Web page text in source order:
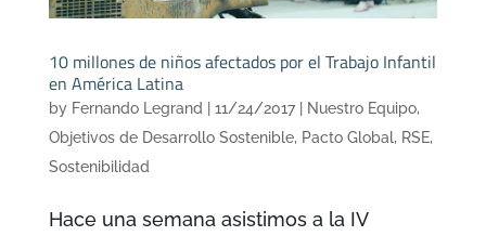
10 millones de niños afectados por el Trabajo Infantil
en América Latina
by Fernando Legrand 11/24/2017| Nuestro Equipo,
Objetivos de Desarrollo Sostenible, Pacto Global, RSE,
Sostenibilidad
Hace una semana asistimos a la IV